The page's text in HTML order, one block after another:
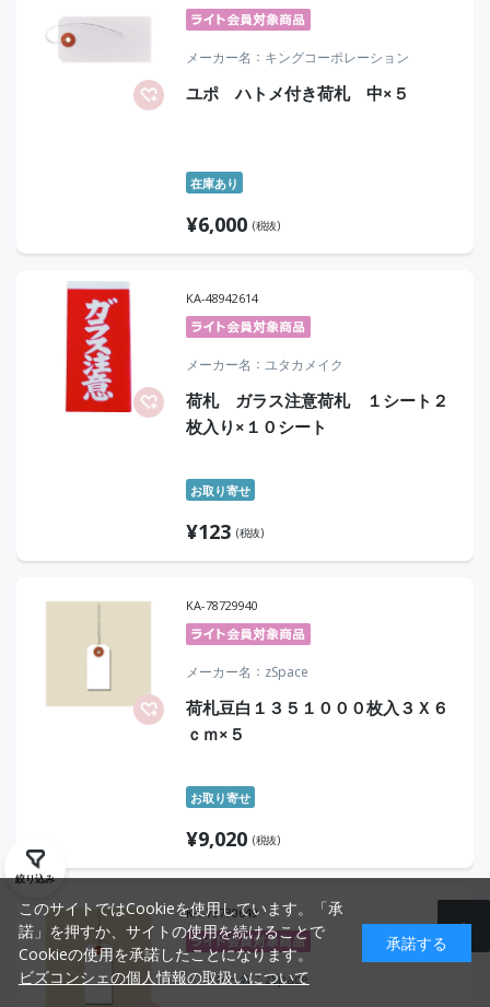
メーカー名 キングコーポレーション
ユポ ハトメ付き荷札 中×５
在庫あり
¥6,000 (税抜)
KA-48942614
メーカー名 ユタカメイク
荷札 ガラス注意荷札 １シート２
枚入り×１０シート
お取り寄せ
¥123 (税抜)
KA-78729940
メーカー名 zSpace
荷札豆白１３５１０００枚入３Ｘ６
ｃｍ×５
お取り寄せ
¥9,020 (税抜)
KA-78730649
メーカー名 zSpace
絞り込み
このサイトではCookieを使用しています。「承
諾」を押すか、サイトの使用を続けることで
Cookieの使用を承諾したことになります。
ビズコンシェの個人情報の取扱いについて
承諾する